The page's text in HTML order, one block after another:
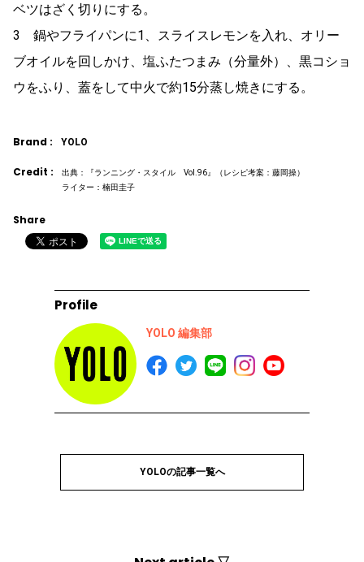
ベツはざく切りにする。
3 鍋やフライパンに1、スライスレモンを入れ、オリー
ブオイルを回しかけ、塩ふたつまみ（分量外）、黒コショ
ウをふり、蓋をして中火で約15分蒸し焼きにする。
Brand : YOLO
Credit :
出典：『ランニング・スタイル Vol.96』（レシピ考案：藤岡操）
ライター：楠田圭子
Share
Profile
YOLO 編集部
YOLOの記事一覧へ